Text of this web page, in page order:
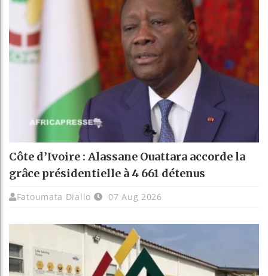
Côte d’Ivoire : Alassane Ouattara accorde la
grâce présidentielle à 4 661 détenus
Fatoumata Diallo 07 Aug 2026